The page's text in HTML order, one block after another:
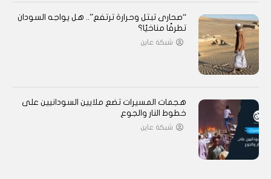
“صحارى تبتل وحرارة ترتفع”.. هل يواجه السودان
تطرفًا مناخيًا؟
شبكة عاين
هجمات المسيرات تضع ملايين السودانيين على
خطوط النار والجوع
شبكة عاين